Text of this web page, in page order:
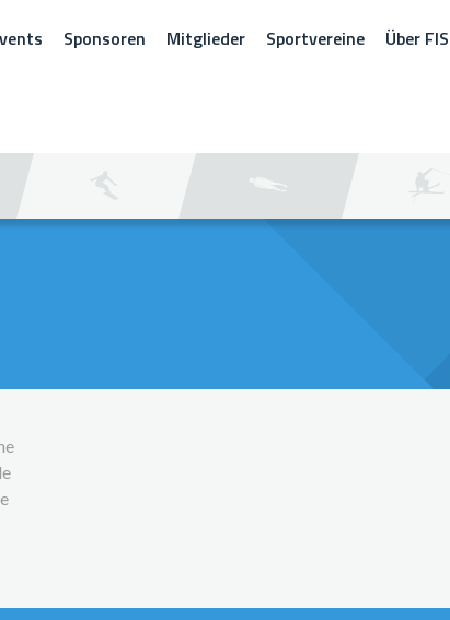
Sponsoren Mitglieder Sportvereine Über